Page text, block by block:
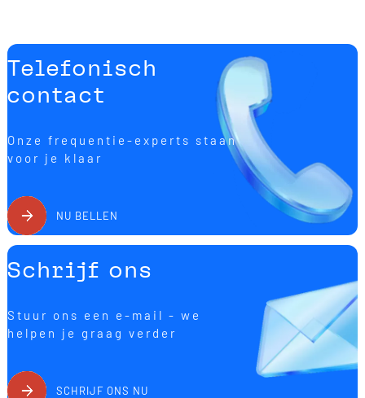
Telefonisch
contact
Onze frequentie-experts staan
voor je klaar
NU BELLEN
Schrijf ons
Stuur ons een e-mail - we
helpen je graag verder
SCHRIJF ONS NU